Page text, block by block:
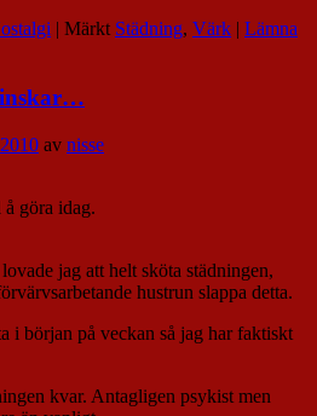
| Märkt Städning, Värk | Lämna
av nisse
göra idag.
jag att helt sköta städningen,
hustrun slappa detta.
i början på veckan så jag har faktiskt
kvar. Antagligen psykist men